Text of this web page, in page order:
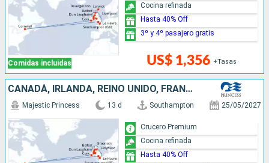
Comidas incluidas US$ 1,356 +Tasas
Cocina refinada
Hasta 40% Off
3º y 4º pasajero gratis
CANADÁ, IRLANDA, REINO UNIDO, FRANCIA
Majestic Princess 13 d Southampton 25/05/2027
Crucero Premium
Cocina refinada
Hasta 40% Off